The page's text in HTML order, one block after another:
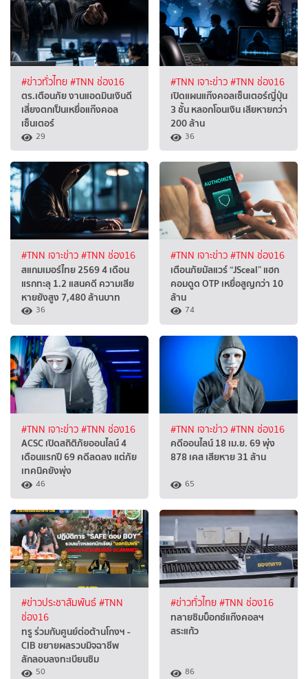
#ข่าวทั่วไทย#TNN ช่อง16
ตร.เตือนภัย งานแอดมินเงินดี
เสี่ยงตกเป็นเหยื่อแก๊งคอล
เซ็นเตอร์
29
#TNN เจาะข่าว#TNN ช่อง16
เปิดแผนแก๊งคอลเซ็นเตอร์ญี่ปุ่น
3 ชั้น หลอกโอนเงิน เสียหายกว่า
200 ล้าน
36
#TNN เจาะข่าว#TNN ช่อง16
สแกมเมอร์ไทย 2569 4 เดือน
แรกทะลุ 1.2 แสนคดี ความเสีย
หายยังสูง 7,480 ล้านบาท
36
#TNN เจาะข่าว#TNN ช่อง16
เตือนภัยมัลแวร์ “JSceal” แฮก
คอมดูด OTP เหยื่อสูญกว่า 10
ล้าน
74
#TNN เจาะข่าว#TNN ช่อง16
ACSC เปิดสถิติภัยออนไลน์ 4
เดือนแรกปี 69 คดีลดลง แต่ภัย
เทคนิคยังพุ่ง
46
#TNN เจาะข่าว#TNN ช่อง16
คดีออนไลน์ 18 เม.ย. 69 พุ่ง
878 เคส เสียหาย 31 ล้าน
65
#ข่าวประชาสัมพันธ์#TNN
ช่อง16
ทรู ร่วมกับศูนย์ต่อต้านโกงฯ -
CIB ขยายผลรวบมิจฉาชีพ
ลักลอบลงทะเบียนซิม
50
#ข่าวทั่วไทย#TNN ช่อง16
ทลายซิมบ็อกซ์แก๊งคอลฯ
สระแก้ว
86